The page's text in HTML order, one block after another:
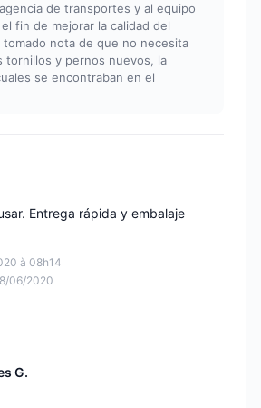
de transportes y al equipo
fin de mejorar la calidad del
tomado nota de que no necesita
tornillos y pernos nuevos, la
se encontraban en el
à 08h14
06/2020
Entrega rápida y embalaje
G.